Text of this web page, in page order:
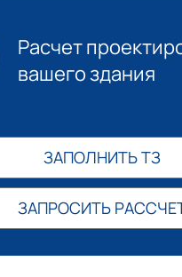
Расчет
вашего здания
ЗАПОЛНИТЬ ТЗ
ЗАПРОСИТЬ